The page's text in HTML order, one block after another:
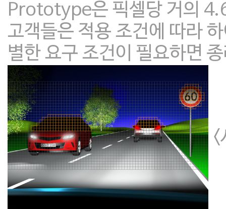
Prototype은 픽셀당 거의
고객들은 적용 조건에 따라
별한 요구 조건이 필요하면